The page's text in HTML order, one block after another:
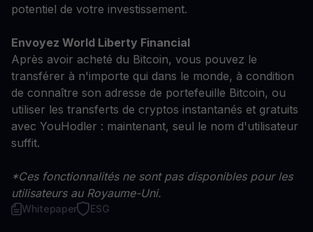
potentiel de votre investissement.
Envoyez World Liberty Financial
Après avoir acheté du Bitcoin, vous pouvez le
transférer à n'importe qui dans le monde, à condition
de connaître son adresse de portefeuille Bitcoin, ou
utiliser les transferts de cryptos instantanés et gratuits
avec YouHodler : maintenant, seul le nom d'utilisateur
suffit.
*Ces fonctionnalités ne sont pas disponibles pour les
utilisateurs au Royaume-Uni.
Whitepaper ESG